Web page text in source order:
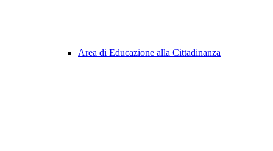
Area di Educazione alla Cittadinanza